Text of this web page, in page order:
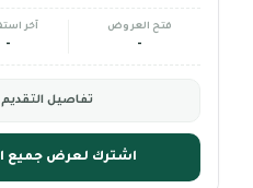
فتح العروض
-
آخر
-
تفاصيل
اشترك لعرض جميع